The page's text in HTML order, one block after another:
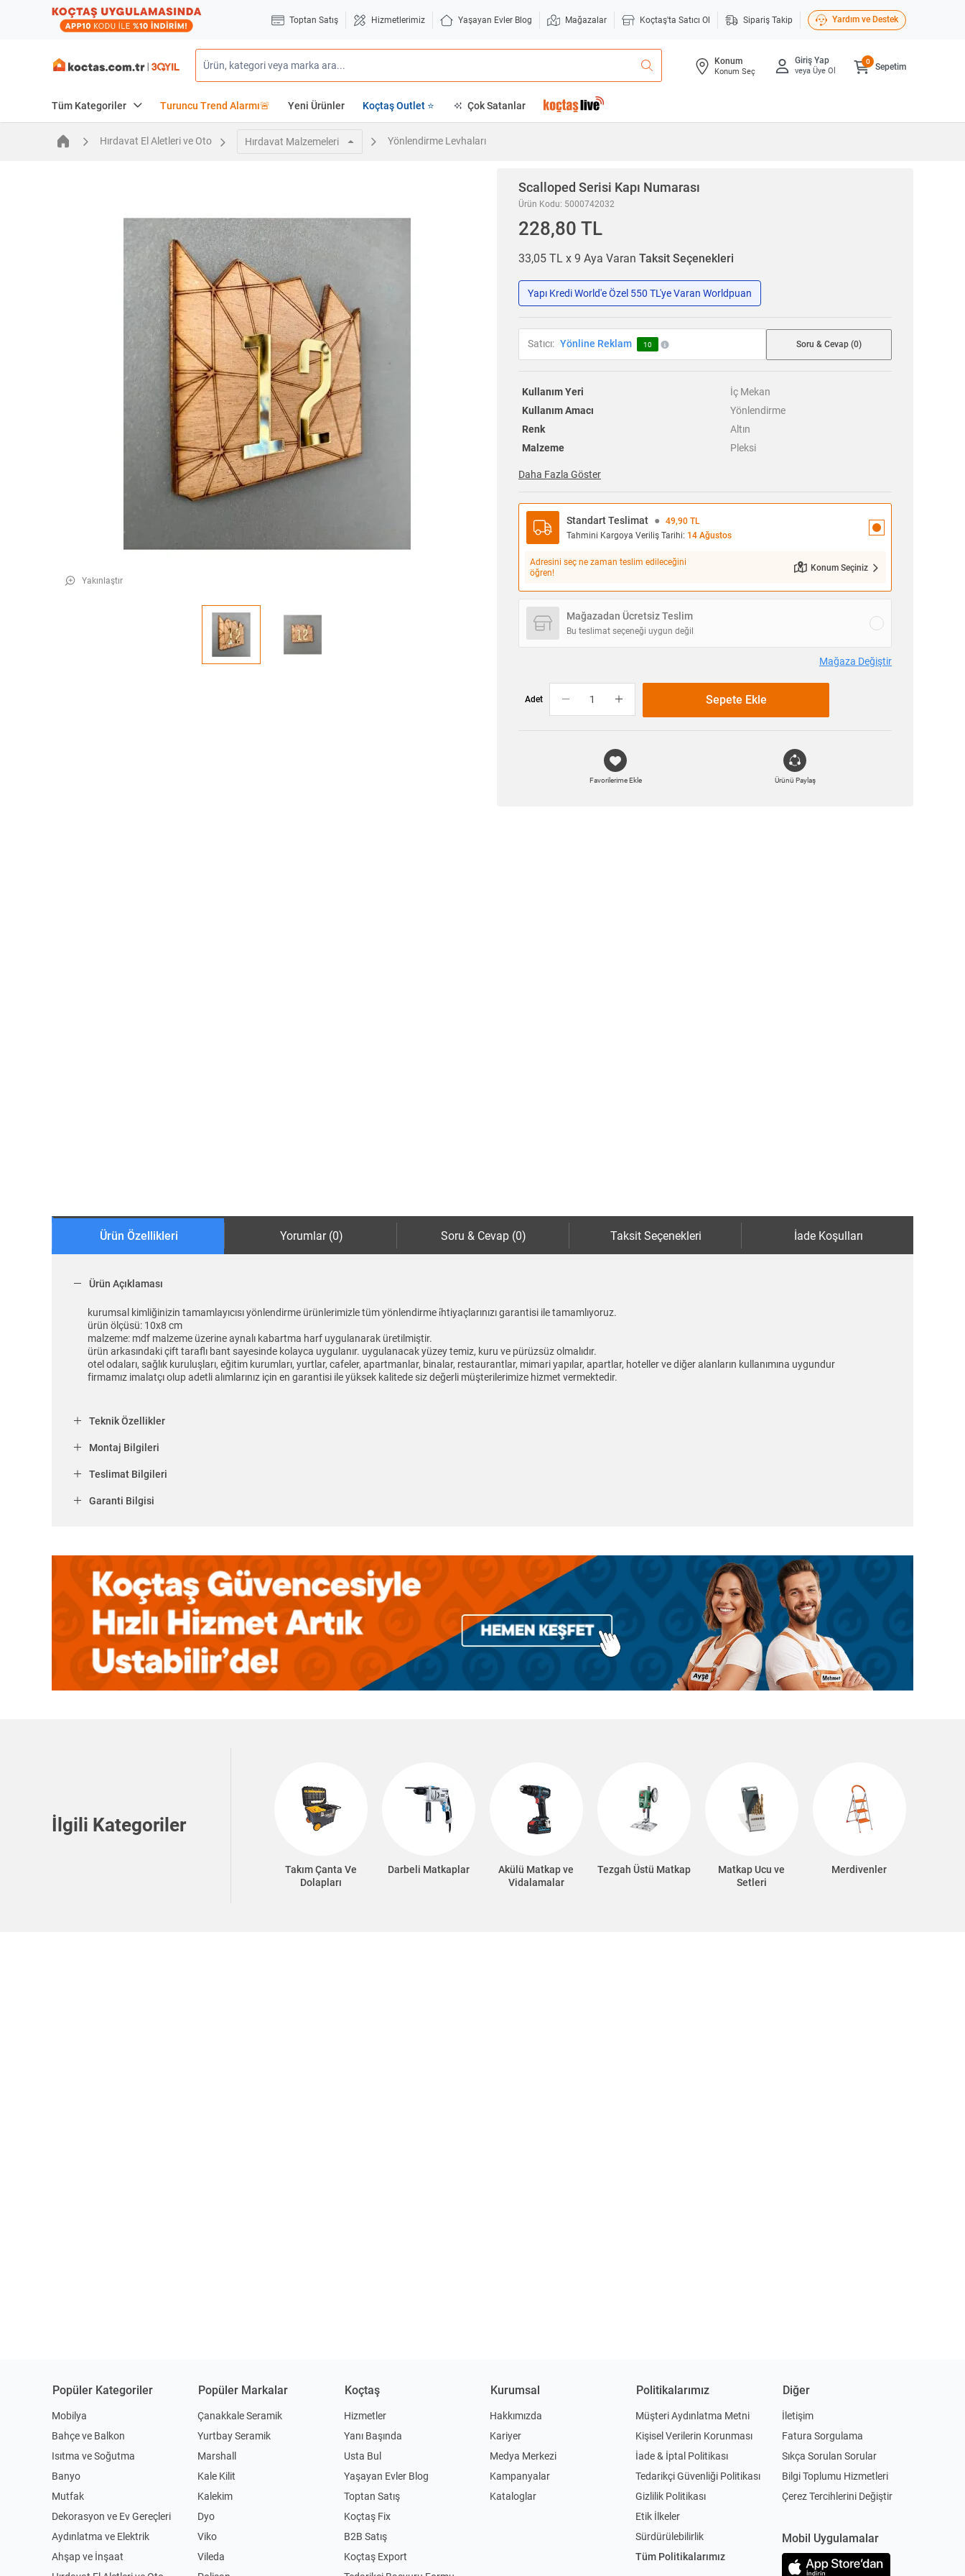
Toptan Satış Hizmetlerimiz Yaşayan Evler Blog Mağazalar Koçtaş'ta Satıcı Ol Sipariş Takip Yardım ve Destek
Konum
Konum Seç
Giriş Yap
veya Üye Ol Sepetim
0
Tüm Kategoriler Turuncu Trend Alarmı🚨 Yeni Ürünler Koçtaş Outlet ⭐ Çok Satanlar
Hırdavat El Aletleri ve Oto Hırdavat Malzemeleri Yönlendirme Levhaları
Yakınlaştır
Scalloped Serisi Kapı Numarası
Ürün Kodu: 5000742032
228,80 TL
33,05 TL x 9 Aya Varan Taksit Seçenekleri
Yapı Kredi World'e Özel 550 TL'ye Varan Worldpuan
Satıcı: Yönline Reklam 10 Soru & Cevap (0)
Kullanım Yeri
İç Mekan
Kullanım Amacı
Yönlendirme
Renk
Altın
Malzeme
Pleksi
Daha Fazla Göster
Standart Teslimat ●
49,90 TL
Tahmini Kargoya Veriliş Tarihi: 14 Ağustos
Adresini seç ne zaman teslim edileceğini
öğren!
Konum Seçiniz
Mağazadan Ücretsiz Teslim
Bu teslimat seçeneği uygun değil
Mağaza Değiştir
Adet Sepete Ekle
Favorilerime Ekle Ürünü Paylaş
Ürün Özellikleri Yorumlar (0) Soru & Cevap (0) Taksit Seçenekleri İade Koşulları
Ürün Açıklaması
kurumsal kimliğinizin tamamlayıcısı yönlendirme ürünlerimizle tüm yönlendirme i̇htiyaçlarınızı garantisi ile tamamlıyoruz.
ürün ölçüsü: 10x8 cm
malzeme: mdf malzeme üzerine aynalı kabartma harf uygulanarak üretilmiştir.
ürün arkasındaki çift taraflı bant sayesinde kolayca uygulanır. uygulanacak yüzey temiz, kuru ve pürüzsüz olmalıdır.
otel odaları, sağlık kuruluşları, eğitim kurumları, yurtlar, cafeler, apartmanlar, binalar, restaurantlar, mimari yapılar, apartlar, hoteller ve diğer alanların kullanımına uygundur
firmamız imalatçı olup adetli alımlarınız için en garantisi ile yüksek kalitede siz değerli müşterilerimize hizmet vermektedir.
Teknik Özellikler
Montaj Bilgileri
Teslimat Bilgileri
Garanti Bilgisi
İlgili Kategoriler
Takım Çanta Ve
Dolapları
Darbeli Matkaplar
Akülü Matkap ve
Vidalamalar
Tezgah Üstü Matkap
Matkap Ucu ve
Setleri
Merdivenler
Popüler Kategoriler
Mobilya
Bahçe ve Balkon
Isıtma ve Soğutma
Banyo
Mutfak
Dekorasyon ve Ev Gereçleri
Aydınlatma ve Elektrik
Ahşap ve İnşaat
Popüler Markalar
Çanakkale Seramik
Yurtbay Seramik
Marshall
Kale Kilit
Kalekim
Dyo
Viko
Vileda
Koçtaş
Hizmetler
Yanı Başında
Usta Bul
Yaşayan Evler Blog
Toptan Satış
Koçtaş Fix
B2B Satış
Koçtaş Export
Kurumsal
Hakkımızda
Kariyer
Medya Merkezi
Kampanyalar
Kataloglar
Politikalarımız
Müşteri Aydınlatma Metni
Kişisel Verilerin Korunması
İade & İptal Politikası
Tedarikçi Güvenliği Politikası
Gizlilik Politikası
Etik İlkeler
Sürdürülebilirlik
Tüm Politikalarımız
Diğer
İletişim
Fatura Sorgulama
Sıkça Sorulan Sorular
Bilgi Toplumu Hizmetleri
Çerez Tercihlerini Değiştir
Mobil Uygulamalar